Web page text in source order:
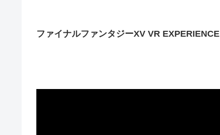
ファイナルファンタジーXV VR EXPERIENCE